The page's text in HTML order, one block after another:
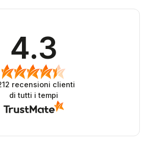
4.3
recensioni clienti
di tutti i tempi